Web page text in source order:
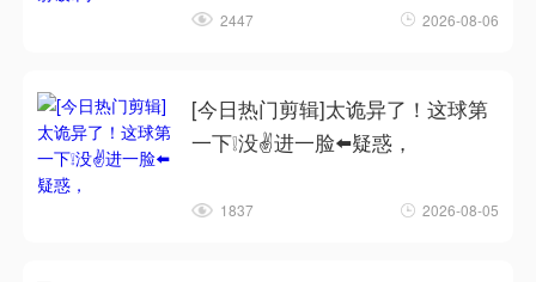
2447 2026-08-06
[今日热门剪辑]太诡异了！这球第
一下❕没✌️进一脸⬅️疑惑，
1837 2026-08-05